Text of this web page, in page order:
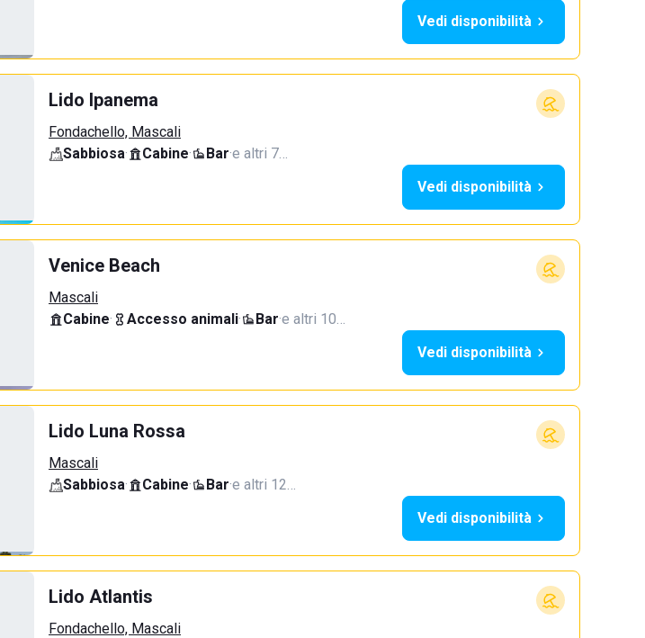
Vedi disponibilità
Lido Ipanema
Fondachello, Mascali
Sabbiosa· Cabine· Bar·e altri 7…
Vedi disponibilità
Venice Beach
Mascali
Cabine· Accesso animali· Bar·e altri 10…
Vedi disponibilità
Lido Luna Rossa
Mascali
Sabbiosa· Cabine· Bar·e altri 12…
Vedi disponibilità
Lido Atlantis
Fondachello, Mascali